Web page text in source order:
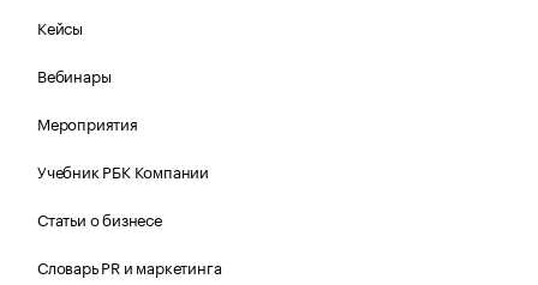
Кейсы
Вебинары
Мероприятия
Учебник РБК Компании
Статьи о бизнесе
Словарь PR и маркетинга